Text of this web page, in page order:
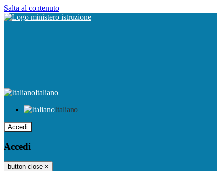
Salta al contenuto
Italiano
Italiano
Accedi
Accedi
button close ×